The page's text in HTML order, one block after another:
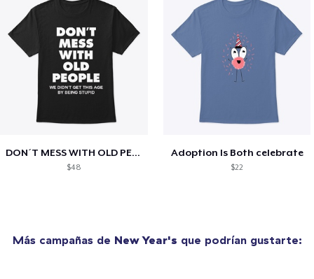
DON´T MESS WITH OLD PEOPLE
$48
Adoption Is Both celebrate
$22
Más campañas de New Year's que podrían gustarte: